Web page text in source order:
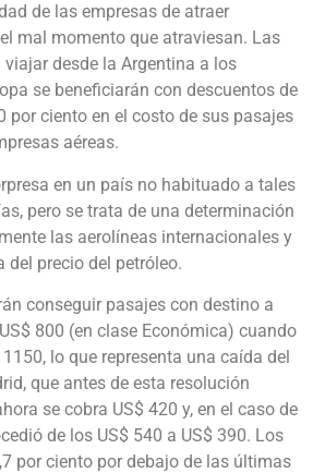
de las empresas de atraer
mal momento que atraviesan. Las
desde la Argentina a los
se beneficiarán con descuentos de
por ciento en el costo de sus pasajes
aéreas.
en un país no habituado a tales
pero se trata de una determinación
las aerolíneas internacionales y
del precio del petróleo.
conseguir pasajes con destino a
800 (en clase Económica) cuando
lo que representa una caída del
que antes de esta resolución
se cobra US$ 420 y, en el caso de
de los US$ 540 a US$ 390. Los
por ciento por debajo de las últimas